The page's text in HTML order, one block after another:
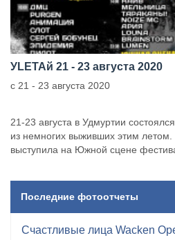
УLETAй 21 - 23 августа 2020
с 21 - 23 августа 2020
21-23 августа в Удмуртии
из немногих выживших этим летом.
выступила на Южной сцене
Последние фотоотчеты
Счастливые лица Wacken